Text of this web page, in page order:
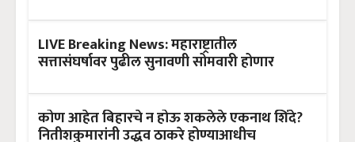
LIVE Breaking News: महाराष्ट्रातील
सत्तासंघर्षावर पुढील सुनावणी सोमवारी होणार
कोण आहेत बिहारचे न होऊ शकलेले एकनाथ शिंदे?
नितीशकुमारांनी उद्धव ठाकरे होण्याआधीच